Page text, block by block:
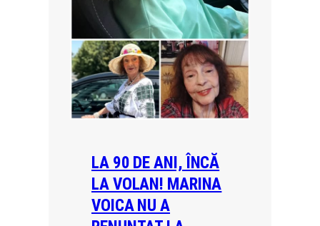
LA 90 DE ANI, ÎNCĂ
LA VOLAN! MARINA
VOICA NU A